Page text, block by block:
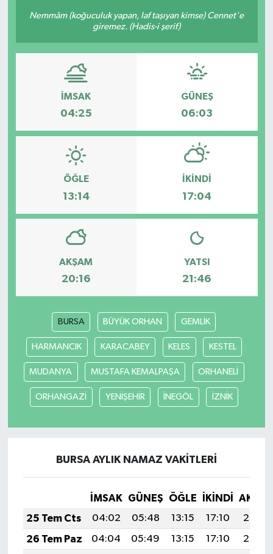
Nemmâm (koğuculuk yapan, laf taşıyan kimse) Cennet'e
giremez. (Hadis-i şerif)
İMSAK
04:25
GÜNEŞ
06:03
ÖĞLE
13:14
İKINDI
17:04
AKŞAM
20:16
YATSI
21:46
BURSA BÜYÜK ORHAN GEMLİK
HARMANCIK KARACABEY KELES KESTEL
MUDANYA MUSTAFA KEMALPAŞA ORHANELİ
ORHANGAZİ YENİŞEHİR İNEGÖL İZNİK
BURSA AYLIK NAMAZ VAKITLERI
İMSAK GÜNEŞ ÖĞLE İKINDI
25 Tem Cts
04:02 05:48 13:15 17:10
20:33
26 Tem Paz
04:04 05:49 13:15 17:10
20:32
KÜLTÜR-SANAT
Magazin
Medya
Politika
Siyaset
Türkiye